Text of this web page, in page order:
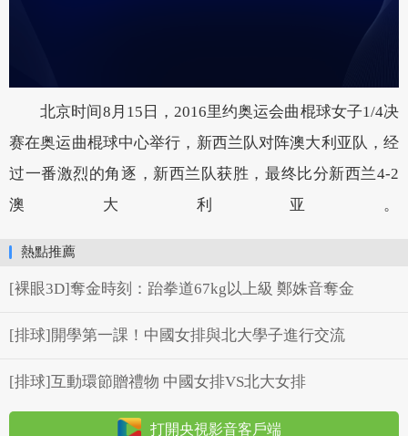
北京时间8月15日，2016里约奥运会曲棍球女子1/4决
赛在奥运曲棍球中心举行，新西兰队对阵澳大利亚队，经
过一番激烈的角逐，新西兰队获胜，最终比分新西兰4-2
澳大利亚。
熱點推薦
[裸眼3D]奪金時刻：跆拳道67kg以上級 鄭姝音奪金
[排球]開學第一課！中國女排與北大學子進行交流
[排球]互動環節贈禮物 中國女排VS北大女排
打開央視影音客戶端